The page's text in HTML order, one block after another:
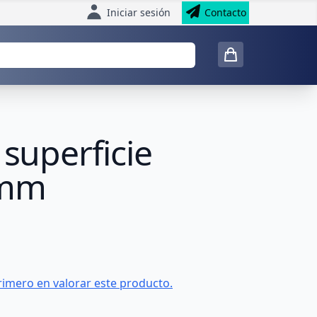
Iniciar sesión Contacto
en valorar este producto.